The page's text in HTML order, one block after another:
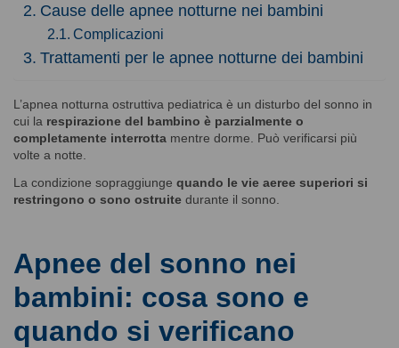
Cause delle apnee notturne nei bambini
Complicazioni
Trattamenti per le apnee notturne dei bambini
L’apnea notturna ostruttiva pediatrica è un disturbo del sonno in
cui la respirazione del bambino è parzialmente o
completamente interrotta mentre dorme. Può verificarsi più
volte a notte.
La condizione sopraggiunge quando le vie aeree superiori si
restringono o sono ostruite durante il sonno.
Apnee del sonno nei
bambini: cosa sono e
quando si verificano